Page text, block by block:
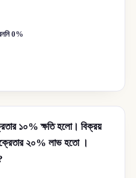
0%
১০% ক্ষতি হলো। বিক্রয়
২০% লাভ হতো ।